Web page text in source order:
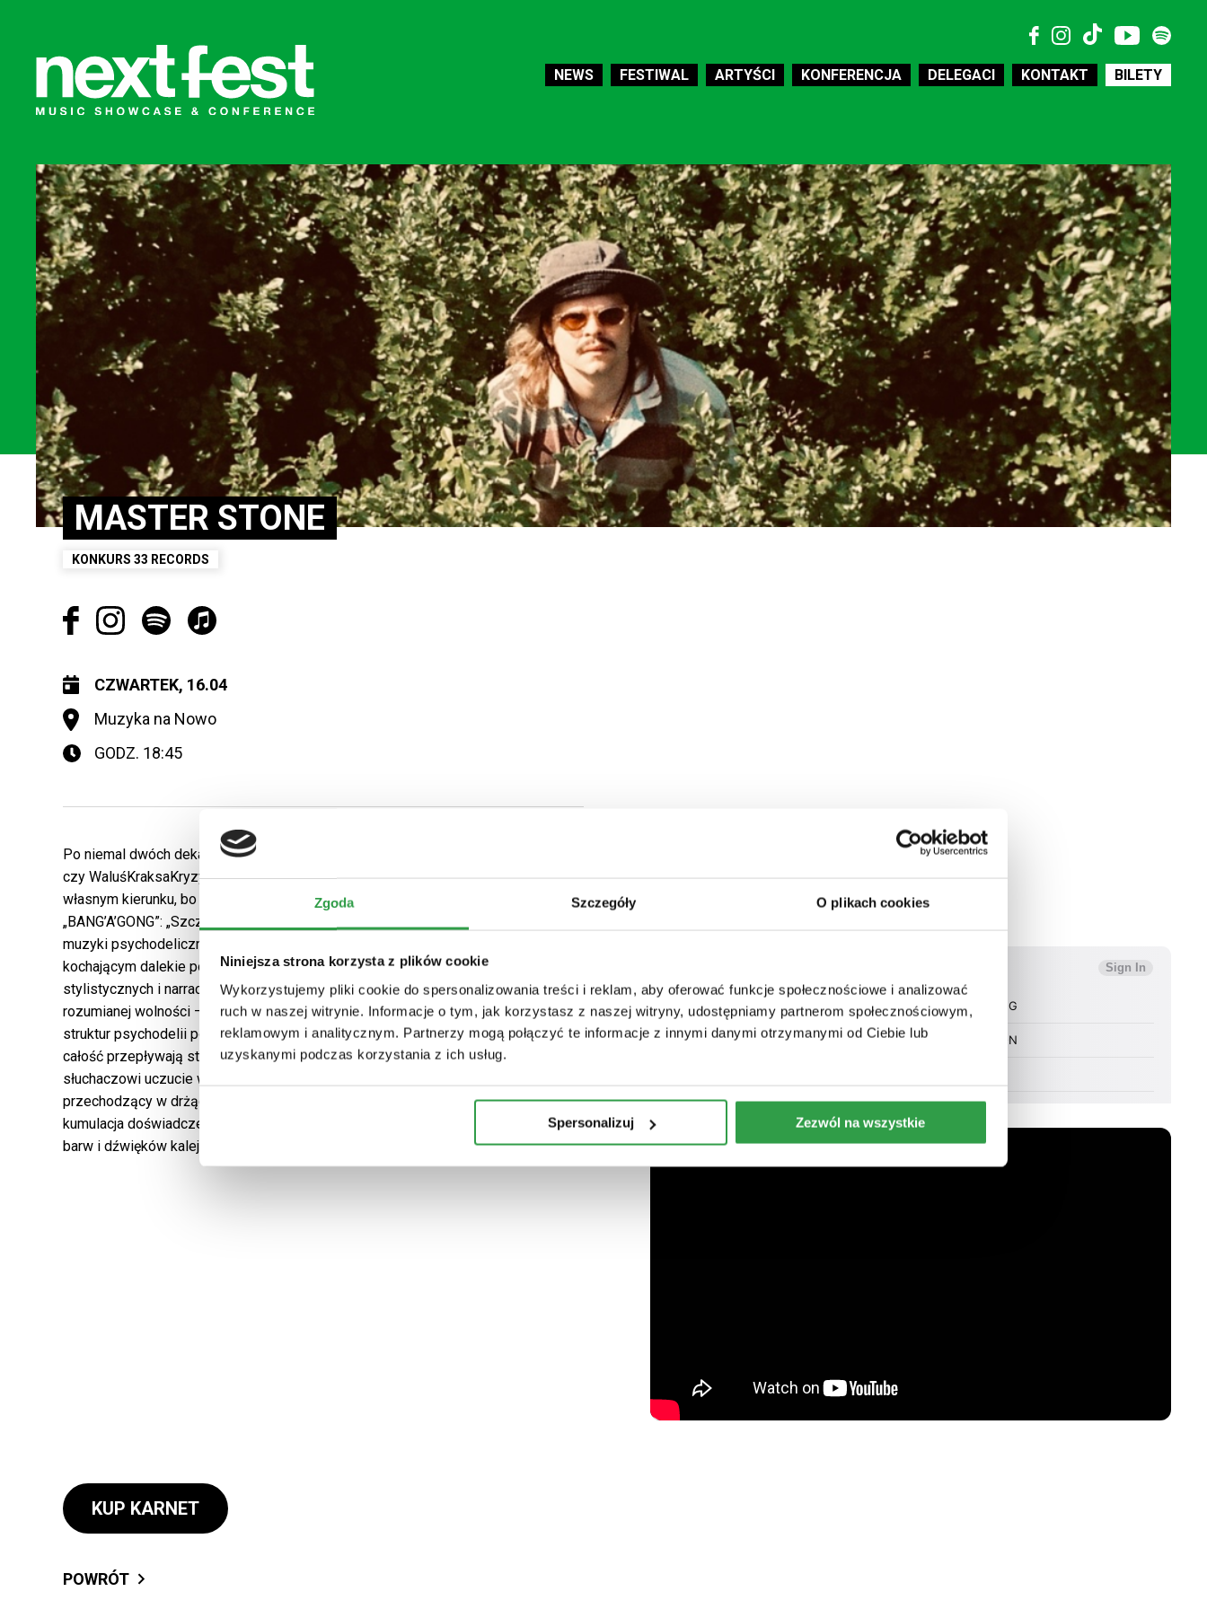
Zgoda Szczegóły O plikach cookies
Niniejsza strona korzysta z plików cookie
Wykorzystujemy pliki cookie do spersonalizowania treści i reklam, aby oferować funkcje społecznościowe i analizować
ruch w naszej witrynie. Informacje o tym, jak korzystasz z naszej witryny, udostępniamy partnerom społecznościowym,
reklamowym i analitycznym. Partnerzy mogą połączyć te informacje z innymi danymi otrzymanymi od Ciebie lub
uzyskanymi podczas korzystania z ich usług.
Spersonalizuj Zezwól na wszystkie
NEWS FESTIWAL
O FESTIWALU
ARTYŚCI KONFERENCJA DELEGACI KONTAKT
WOLONTARIAT
BILETY
MASTER STONE
KONKURS 33 RECORDS
CZWARTEK, 16.04
Muzyka na Nowo
GODZ. 18:45
Po niemal dwóch dekadach tworzenia takich projektów jak P.Unity, beluga stone
czy WaluśKraksaKryzys, Maciej Sondij postanowił pójść, a raczej popłynąć we
własnym kierunku, bo jak sam mówi o Master Stone i debiutanckiej płycie
„BANG’A’GONG”: „Szczególnie poleca się entuzjastom spirytualnego surfingu,
muzyki psychodelicznej spod znaku Lata Miłości oraz romantycznym obibokom
kochającym dalekie podróże bez ruszania się z miejsca.” Pozbawiona
stylistycznych i narracyjnych ograniczeń solowa twórczość to manifest szeroko
rozumianej wolności – w pełnej przestrzeni, lecz jednocześnie rozpływających się
struktur psychodelii pobrzmiewają echa rocka, hip-hopu czy lo-fi soulu,. Przez
całość przepływają strumienie szczerych i autentycznych emocji, dających
słuchaczowi uczucie wyzwalającej, lecz zarazem łagodnej energii. Kojący groove
przechodzący w drżący, momentami nerwowy trans – Master Stone to artystyczna
kumulacja doświadczeń autora projektu i zarazem gatunkowy, mieniący się setkami
barw i dźwięków kalejdoskop, od którego nie sposób oderwać wzroku i słuchu.
KUP KARNET
POWRÓT